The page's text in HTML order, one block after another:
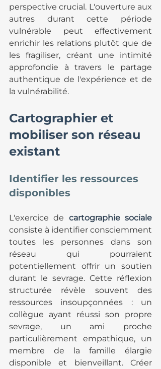
perspective crucial. L'ouverture aux
autres durant cette période
vulnérable peut effectivement
enrichir les relations plutôt que de
les fragiliser, créant une intimité
approfondie à travers le partage
authentique de l'expérience et de
la vulnérabilité.
Cartographier et
mobiliser son réseau
existant
Identifier les ressources
disponibles
L'exercice de cartographie sociale
consiste à identifier consciemment
toutes les personnes dans son
réseau qui pourraient
potentiellement offrir un soutien
durant le sevrage. Cette réflexion
structurée révèle souvent des
ressources insoupçonnées : un
collègue ayant réussi son propre
sevrage, un ami proche
particulièrement empathique, un
membre de la famille élargie
disponible et bienveillant. Créer